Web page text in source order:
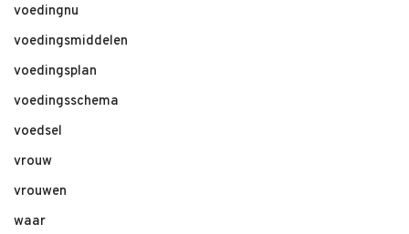
voedingnu
voedingsmiddelen
voedingsplan
voedingsschema
voedsel
vrouw
vrouwen
waar